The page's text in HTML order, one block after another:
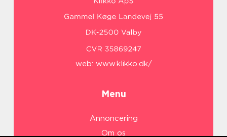
web: www.klikko.dk/
Menu
Annoncering
Om os